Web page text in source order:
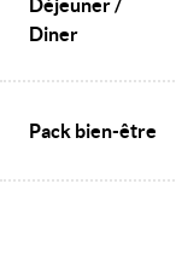
Diner
Pack bien-être